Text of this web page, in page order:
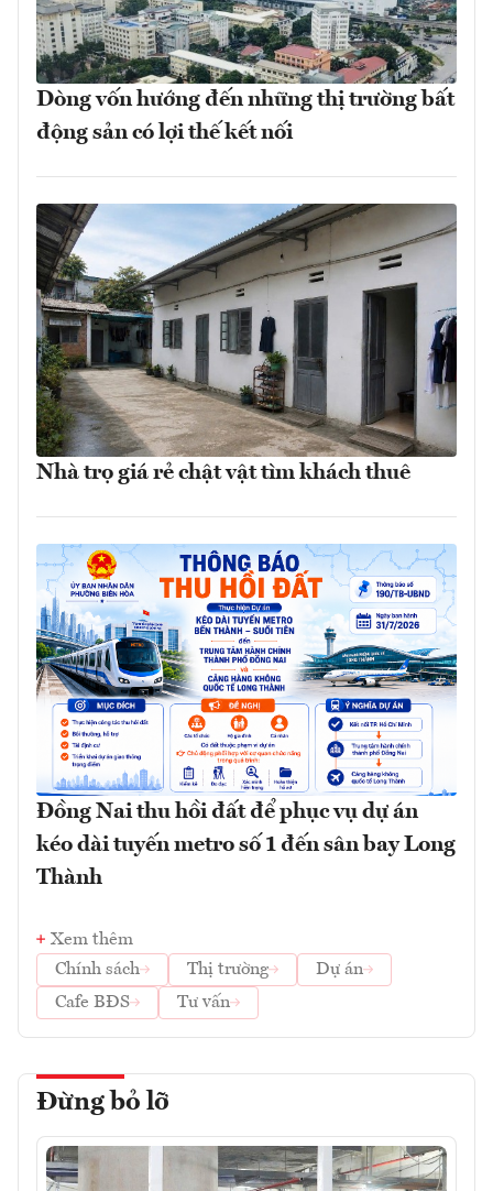
Dòng vốn hướng đến những thị trường bất
động sản có lợi thế kết nối
Nhà trọ giá rẻ chật vật tìm khách thuê
Đồng Nai thu hồi đất để phục vụ dự án
kéo dài tuyến metro số 1 đến sân bay Long
Thành
Xem thêm
Chính sách
Thị trường
Dự án
Cafe BĐS
Tư vấn
Đừng bỏ lỡ